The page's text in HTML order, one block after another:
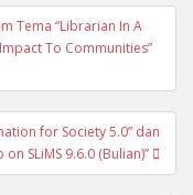
Tema “Librarian In A
To Communities”
for Society 5.0” dan
SLiMS 9.6.0 (Bulian)”